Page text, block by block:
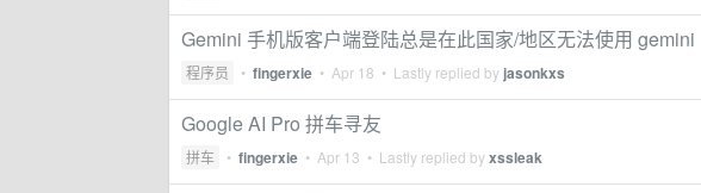
Gemini 手机版客户端登陆总是在此国家/地区无法使用 gemini
程序员 • fingerxie • Apr 18 • Lastly replied by jasonkxs
Google AI Pro 拼车寻友
拼车 • fingerxie • Apr 13 • Lastly replied byxssleak